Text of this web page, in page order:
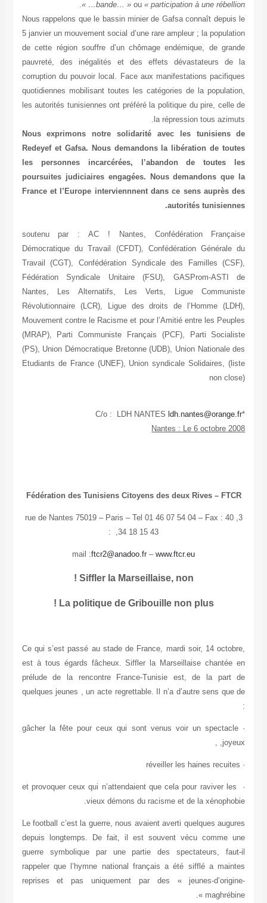
bande… » ou« participation à une rébellion… »
.
Nous rappelons que le bassin minier de Gafsa connaît depuis le
5 janvier un mouvement social d’une rare ampleur ; la population
de cette région souffre d’un chômage endémique, de grande
pauvreté, des inégalités et des effets dévastateurs de la
corruption du pouvoir local. Face aux manifestations pacifiques
quotidiennes mobilisant toutes les catégories de la population,
les autorités tunisiennes ont préféré la politique du pire, celle de
la répression tous azimuts.
Nous exprimons notre solidarité avec les tunisiens de
Redeyef et Gafsa. Nous demandons la libération de toutes
les personnes incarcérées, l’abandon de toutes les
poursuites judiciaires engagées.
Nous demandons que la
France et l’Europe interviennnent dans ce sens auprès des
autorités tunisiennes.
soutenu par : AC ! Nantes, Confédération Française
Démocratique du Travail (CFDT), Confédération Générale du
Travail (CGT), Confédération Syndicale des Familles (CSF),
Fédération Syndicale Unitaire (FSU), GASProm-ASTI de
Nantes, Les Alternatifs, Les Verts, Ligue Communiste
Révolutionnaire (LCR), Ligue des droits de l’Homme (LDH),
Mouvement contre le Racisme et pour l’Amitié entre les Peuples
(MRAP), Parti Communiste Français (PCF), Parti Socialiste
(PS), Union Démocratique Bretonne (UDB), Union Nationale des
Etudiants de France (UNEF), Union syndicale Solidaires, (liste
non close)
*C/o : LDH NANTES
ldh.nantes@orange.fr
Nantes : Le 6 octobre 2008
Fédération des Tunisiens Citoyens des deux Rives – FTCR
3, rue de Nantes 75019 – Paris – Tel 01 46 07 54 04 – Fax : 40
34 18 15 43, :
mail :ftcr2@anadoo.fr – www.ftcr.eu
Siffler la Marseillaise, non !
La politique de Gribouille non plus !
Ce qui s’est passé au stade de France, mardi soir, 14 octobre,
est à tous égards fâcheux. Siffler la Marseillaise chantée en
prélude de la rencontre France-Tunisie est, de la part de
quelques jeunes , un acte regrettable. Il n’a d’autre sens que de
:
· gâcher la fête pour ceux qui sont venus voir un spectacle
joyeux, ,
· réveiller les haines recuites
· et provoquer ceux qui n’attendaient que cela pour raviver les
vieux démons du racisme et de la xénophobie.
Le football c’est la guerre, nous avaient averti quelques augures
depuis longtemps. De fait, il est souvent vécu comme une
guerre symbolique par une partie des spectateurs, faut-il
rappeler que l’hymne national français a été sifflé a maintes
reprises et pas uniquement par des « jeunes-d’origine-
maghrébine ».